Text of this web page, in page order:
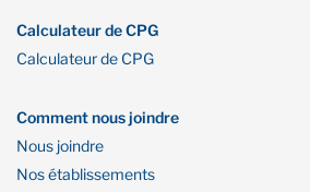
Calculateur de CPG
Calculateur de CPG
Comment nous joindre
Nous joindre
Nos établissements